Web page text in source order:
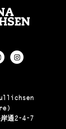
岸通2-4-7